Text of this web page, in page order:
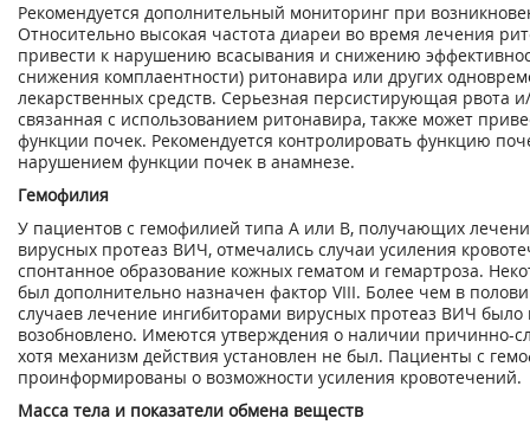
Рекомендуется дополнительный мониторинг при
Относительно высокая частота диареи во время лечения
привести к нарушению всасывания и снижению
снижения комплаентности) ритонавира или других
лекарственных средств. Серьезная персистирующая рвота
связанная с использованием ритонавира, также может
функции почек. Рекомендуется контролировать функцию
нарушением функции почек в анамнезе.
Гемофилия
У пациентов с гемофилией типа А или В, получающих
вирусных протеаз ВИЧ, отмечались случаи усиления
спонтанное образование кожных гематом и гемартроза.
был дополнительно назначен фактор VIII. Более чем в
случаев лечение ингибиторами вирусных протеаз ВИЧ
возобновлено. Имеются утверждения о наличии причинно-
хотя механизм действия установлен не был. Пациенты с
проинформированы о возможности усиления кровотечений.
Масса тела и показатели обмена веществ